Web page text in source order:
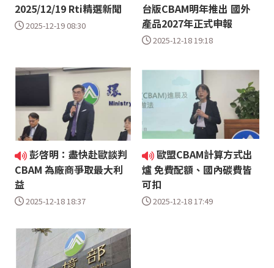
2025/12/19 Rti精選新聞
2025-12-19 08:30
台版CBAM明年推出 國外
產品2027年正式申報
2025-12-18 19:18
彭啓明：盡快赴歐談判
CBAM 為廠商爭取最大利
益
2025-12-18 18:37
歐盟CBAM計算方式出
爐 免費配額、國內碳費皆
可扣
2025-12-18 17:49